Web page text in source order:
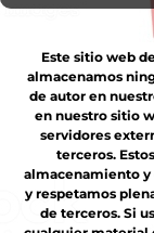
Este sitio web
almacenamos
de autor en
en nuestro sitio
servidores
terceros.
almacenamiento
y respetamos
de terceros. Si